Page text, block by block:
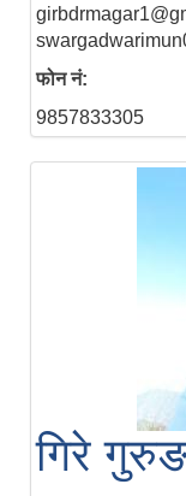
फोन नं:
9857833305
गिरे